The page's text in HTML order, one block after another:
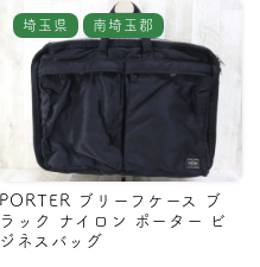
埼玉県 南埼玉郡
PORTER ブリーフケース ブ
ラック ナイロン ポーター ビ
ジネスバッグ